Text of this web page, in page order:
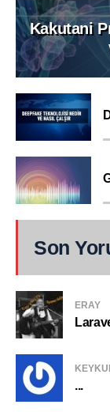
Kakutani
Son
ERAY
...